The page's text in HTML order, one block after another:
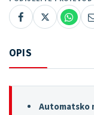
OPIS
Automatsko